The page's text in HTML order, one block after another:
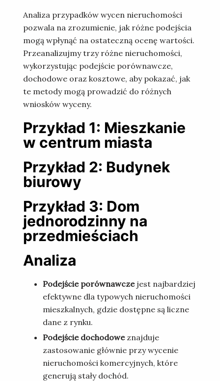
Analiza przypadków wycen nieruchomości
pozwala na zrozumienie, jak różne podejścia
mogą wpłynąć na ostateczną ocenę wartości.
Przeanalizujmy trzy różne nieruchomości,
wykorzystując podejście porównawcze,
dochodowe oraz kosztowe, aby pokazać, jak
te metody mogą prowadzić do różnych
wniosków wyceny.
Przykład 1: Mieszkanie
w centrum miasta
Przykład 2: Budynek
biurowy
Przykład 3: Dom
jednorodzinny na
przedmieściach
Analiza
Podejście porównawczejest najbardziej
efektywne dla typowych nieruchomości
mieszkalnych, gdzie dostępne są liczne
dane z rynku.
Podejście dochodoweznajduje
zastosowanie głównie przy wycenie
nieruchomości komercyjnych, które
generują stały dochód.